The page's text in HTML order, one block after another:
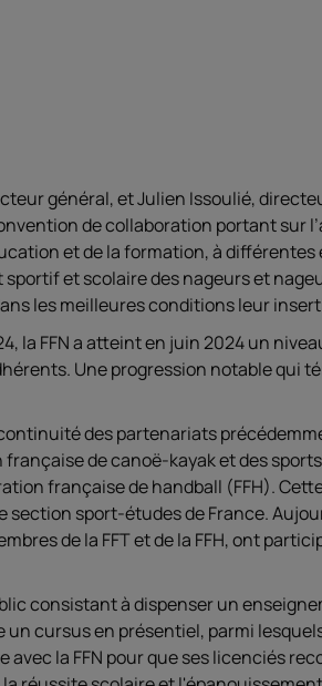
général, et Julien Issoulié,
de collaboration portant sur
et de la formation, à différentes
et scolaire des nageurs et
les meilleures conditions leur
la FFN a atteint en juin 2024 un
Une progression notable qui
des partenariats
de canoë-kayak et des
française de handball (FFH).
sport-études de France.
de la FFT et de la FFH, ont
consistant à dispenser un
cursus en présentiel, parmi
la FFN pour que ses licenciés